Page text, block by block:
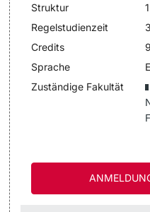
Rückmelden
Termine & Fristen
Dokumente und
Mobilität
Campus Credits
Struktur
Regelstudienzeit
Credits
Sprache
Zuständige Fakultät